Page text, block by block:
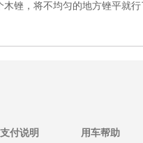
锉，将不均匀的地方锉平就行
支付说明 用车帮助